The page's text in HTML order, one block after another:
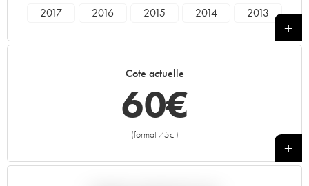
2017
2016 2015 2014
2013
Cote actuelle
60€
(format 75cl)
+